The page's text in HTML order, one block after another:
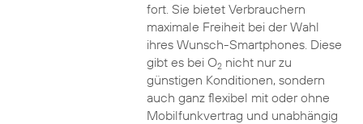
fort. Sie bietet Verbrauchern
maximale Freiheit bei der Wahl
ihres Wunsch-Smartphones. Diese
gibt es bei O2nicht nur zu
günstigen Konditionen, sondern
auch ganz flexibel mit oder ohne
Mobilfunkvertrag und unabhängig